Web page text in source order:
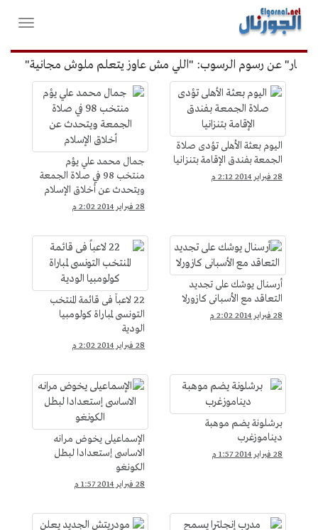
القائمة
الرئيسية
فتح
عن رسوم الرسوب: "اللي مش عاوز يتعلم ملوش مجانية"
الرياضة
اليوم بعثة الأهلى تؤدى صلاة
الجمعة بفندق الإقامة بتنزانيا
28 فبراير 2014 2:12 م
جمال محمد علي يؤم
منتخب 98 في صلاة الجمعة
ويتحدث عن أخلاق الإسلام
28 فبراير 2014 2:02 م
أرسنال يوشك على تجديد
التعاقد مع الأسبانى كازورلا
28 فبراير 2014 2:02 م
22 لاعباً فى قائمة المنتخب
التونسى لمباراة كولومبيا
الودية
28 فبراير 2014 2:02 م
برشلونة يضم موهبة
ديناموزغرب
28 فبراير 2014 1:57 م
الإسماعيلى يخوض مرانه
الاساسى إستعدادا لبطل
الكونغو
28 فبراير 2014 1:57 م